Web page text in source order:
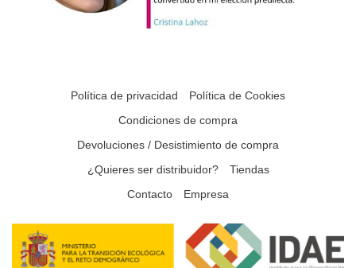
Política de privacidad
Política de Cookies
Condiciones de compra
Devoluciones / Desistimiento de compra
¿Quieres ser distribuidor?
Tiendas
Contacto
Empresa